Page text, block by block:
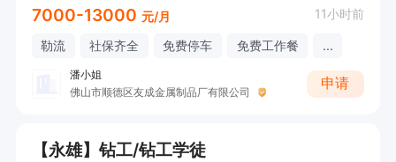
7000-13000 元/月 11小时前
勒流 社保齐全 免费停车 免费工作餐 ...
潘小姐
佛山市顺德区友成金属制品厂有限公司
申请
【永雄】钻工/钻工学徒